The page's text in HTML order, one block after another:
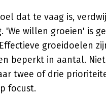
dat te vaag is,
'We willen groeien' is
groeidoelen
beperkt in aantal.
twee of drie
focust.